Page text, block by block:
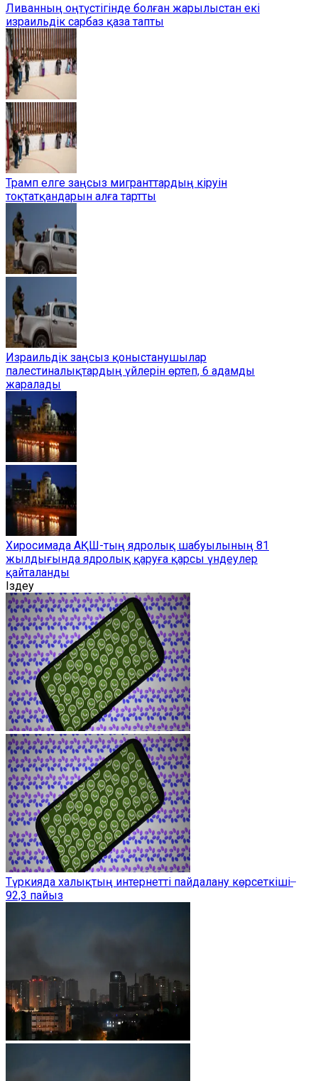
Ливанның оңтүстігінде болған жарылыстан екі
израильдік сарбаз қаза тапты
Трамп елге заңсыз мигранттардың кіруін
тоқтатқандарын алға тартты
Израильдік заңсыз қоныстанушылар
палестиналықтардың үйлерін өртеп, 6 адамды
жаралады
Хиросимада АҚШ-тың ядролық шабуылының 81
жылдығында ядролық қаруға қарсы үндеулер
қайталанды
Іздеу
Түркияда халықтың интернетті пайдалану көрсеткіші ̶
92,3 пайыз